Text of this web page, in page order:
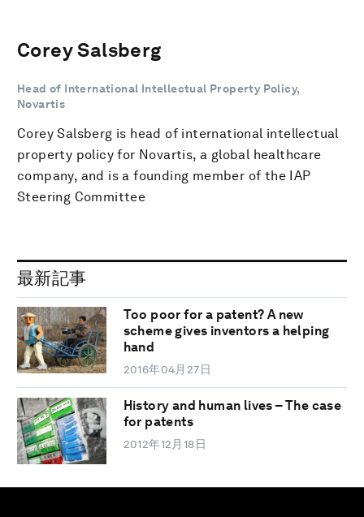
Corey Salsberg
Head of International Intellectual Property Policy,
Novartis
Corey Salsberg is head of international intellectual
property policy for Novartis, a global healthcare
company, and is a founding member of the IAP
Steering Committee
最新記事
Too poor for a patent? A new
scheme gives inventors a helping
hand
2016年04月27日
History and human lives – The case
for patents
2012年12月18日